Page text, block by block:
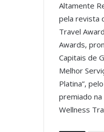
Altamente
pela revista
Travel
Awards,
Capitais de
Melhor
Platina”,
premiado na
Wellness